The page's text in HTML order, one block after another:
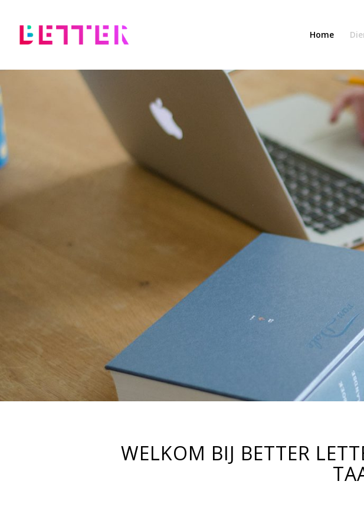
Home
WELKOM BIJ BETTER